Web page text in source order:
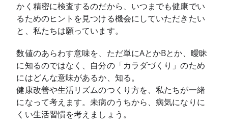
かく精密に検査するのだから、いつまでも健康でい
るためのヒントを見つける機会にしていただきたい
と、私たちは願っています。
数値のあらわす意味を、ただ単にAとかBとか、曖昧
に知るのではなく、自分の「カラダづくり」のため
にはどんな意味があるか、知る。
健康改善や生活リズムのつくり方を、私たちが一緒
になって考えます。未病のうちから、病気になりに
くい生活習慣を考えましょう。